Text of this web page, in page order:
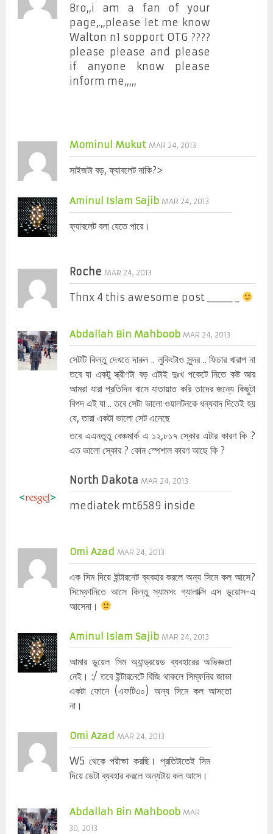
Bro,,i am a fan of your
page,.,,please let me know
Walton n1 sopport OTG ????
please please and please
if anyone know please
inform me,,,,,
Mominul Mukut MAR 24, 2013
সাইজটা বড়, ফ্যাবলেট নাকি?>
Aminul Islam Sajib MAR 24, 2013
ফ্যাবলেট বলা যেতে পারে।
Roche MAR 24, 2013
Thnx 4 this awesome post ______ _
Abdallah Bin Mahboob MAR 24, 2013
সেটটি কিন্তু দেখতে দারুন .. লুকিংটাও সুন্দর .. ফিচার খারাপ না
তবে যা একটু স্ক্রীণটা বড় এটাই দুঃখ পকেটে নিতে কষ্ট আর
আমরা যারা প্রতিদিন বাসে যাতায়াত করি তাদের জন্যে কিছুটা
বিপদ এই যা .. তবে সেটা ভালো ওয়ালটনকে ধন্যবাদ দিতেই হয়
যে, তারা একটা ভালো সেট এনেছে
তবে এএনতুতু বেঞ্চমার্ক এ ১২,৮১৭ স্কোর এটার কারণ কি ?
এত ভালো স্কোর ? কোন স্পেশাল কারণ আছে কি ?
North Dakota MAR 24, 2013
mediatek mt6589 inside
Omi Azad MAR 24, 2013
এক সিম দিয়ে ইন্টারনেট ব্যবহার করলে অন্য সিমে কল আসে?
সিম্ফোনিতে আসে কিন্তু স্যামসং গ্যালাক্সি এস ডুয়োস-এ
আসেনা।
Aminul Islam Sajib MAR 24, 2013
আমার ডুয়েল সিম অ্যান্ড্রয়েড ব্যবহারের অভিজ্ঞতা
নেই। :/ তবে ইন্টারনেটে বিজি থাকলে সিম্ফনির জাভা
একটা ফোনে (এফটি৩০) অন্য সিমে কল আসতো
না।
Omi Azad MAR 24, 2013
W5 থেকে পরীক্ষা করছি। প্রতিটাতেই সিম
দিয়ে ডেটা ব্যবহার করলে অন্যটায় কল আসে।
Abdallah Bin Mahboob MAR
30, 2013